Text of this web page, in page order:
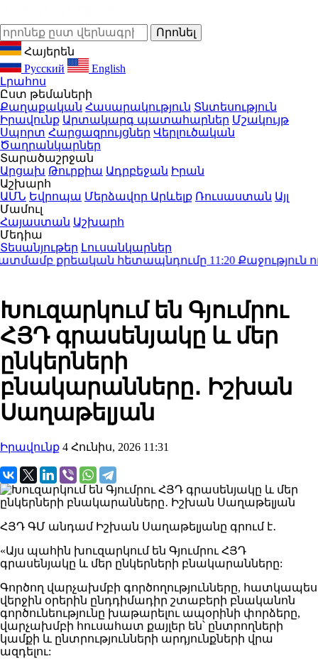
Հայերեն
Русский
English
Լրահոս
Ըստ թեմաների
Քաղաքական Հասարակություն Տնտեսություն
Իրավունք Արտակարգ պատահարներ Մշակույթ
Սպորտ Հարցազրույցներ Վերլուծական
Ծաղրանկարներ
Տարածաշրջան
Արցախ Թուրքիա Ադրբեջան Իրան
Աշխարհ
ԱՄՆ Եվրոպա Մերձավոր Արևելք Ռուսաստան Այլ
Մամուլ
Հայաստան Աշխարհ
Մեդիա
Տեսանյութեր Լուսանկարներ
քրեական հետապնդումը11:20Քաջություն
Խուզարկում են Գյումրու
ՀՅԴ գրասենյակը և մեր
ընկերների
բնակարանները․ Իշխան
Սաղաթելյան
Իրավունք 4 Հունիս, 2026 11:31
ՀՅԴ ԳՄ անդամ Իշխան Սաղաթելյանը գրում է․
«Այս պահին խուզարկում են Գյումրու ՀՅԴ
գրասենյակը և մեր ընկերների բնակարանները:
Գործող վարչախմբի գործողությունները, հատկապես
վերջին օրերին ընդդիմադիր շտաբերի բնականոն
գործունեությունը խաթարելու ապօրինի փորձերը,
վարչախմբի հուսահատ քայլեր են՝ ընտրողների
կամքի և ընտրությունների արդյունքների վրա
ազդելու: